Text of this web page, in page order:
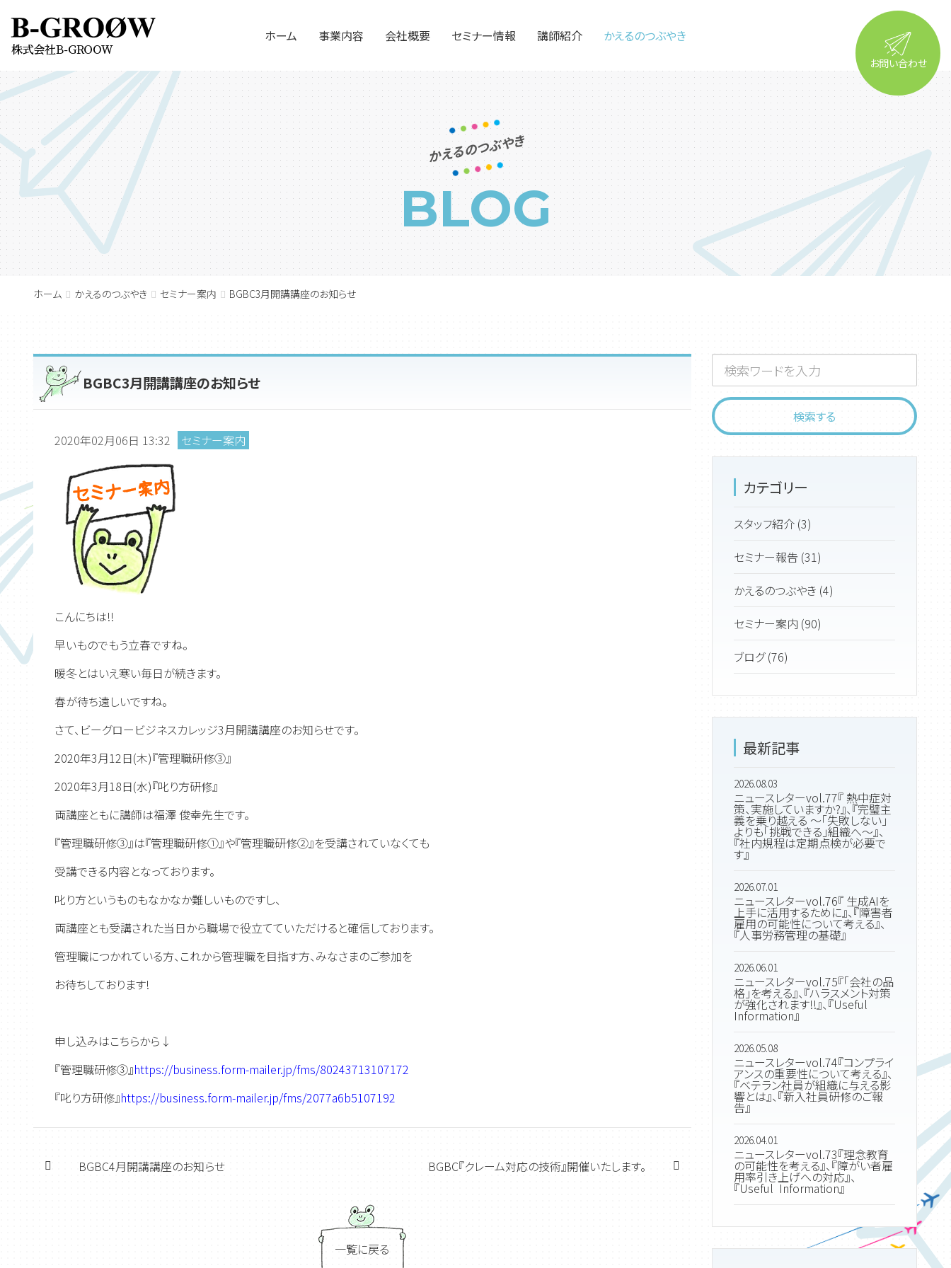
ホーム
事業内容
社外人事部門としての業務
教育研修サービス
アウトソーシング・給与計算
会社概要 セミナー情報 講師紹介 かえるのつぶやき
お問い合わせ
かえるのつぶやき
BLOG
ホーム かえるのつぶやき セミナー案内 BGBC3月開講講座のお知らせ
BGBC3月開講講座のお知らせ
2020年02月06日 13:32 セミナー案内
こんにちは!!
早いものでもう立春ですね。
暖冬とはいえ寒い毎日が続きます。
春が待ち遠しいですね。
さて、ビーグロービジネスカレッジ3月開講講座のお知らせです。
2020年3月12日(木)『管理職研修③』
2020年3月18日(水)『叱り方研修』
両講座ともに講師は福澤 俊幸先生です。
『管理職研修③』は『管理職研修①』や『管理職研修②』を受講されていなくても
受講できる内容となっております。
叱り方というものもなかなか難しいものですし、
両講座とも受講された当日から職場で役立てていただけると確信しております。
管理職につかれている方、これから管理職を目指す方、みなさまのご参加を
お待ちしております!
申し込みはこちらから↓
『管理職研修③』https://business.form-mailer.jp/fms/80243713107172
『叱り方研修』https://business.form-mailer.jp/fms/2077a6b5107192
BGBC4月開講講座のお知らせ BGBC『クレーム対応の技術』開催いたします。
一覧に戻る
カテゴリー
スタッフ紹介 (3)
セミナー報告 (31)
かえるのつぶやき (4)
セミナー案内 (90)
ブログ (76)
最新記事
2026.08.03
ニュースレターvol.77『 熱中症対
策、実施していますか?』、『完璧主
義を乗り越える ～「失敗しない」
よりも「挑戦できる」組織へ～』、
『社内規程は定期点検が必要で
す』
2026.07.01
ニュースレターvol.76『 生成AIを
上手に活用するために』、『障害者
雇用の可能性について考える』、
『人事労務管理の基礎』
2026.06.01
ニュースレターvol.75『「会社の品
格」を考える』、『ハラスメント対策
が強化されます!!』、『Useful
Information』
2026.05.08
ニュースレターvol.74『コンプライ
アンスの重要性について考える』、
『ベテラン社員が組織に与える影
響とは』、『新入社員研修のご報
告』
2026.04.01
ニュースレターvol.73『理念教育
の可能性を考える』、『障がい者雇
用率引き上げへの対応』、
『Useful Information』